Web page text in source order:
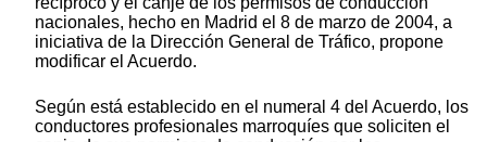
nacionales, hecho en Madrid el 8 de marzo de 2004, a
iniciativa de la Dirección General de Tráfico, propone
modificar el Acuerdo.
Según está establecido en el numeral 4 del Acuerdo, los
conductores profesionales marroquíes que soliciten el